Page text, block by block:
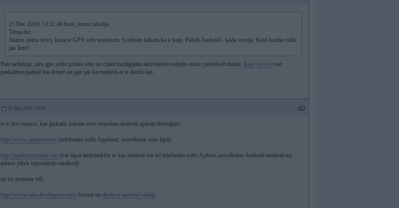
23 Dec 2010, 13:32:46 bum_bumz rakstīja:
Tēma der.
Skatos jaunu ierīci, kurai ir GPS velo treniņiem. Symbian laikam ka ir kapi. Paliek Android - kāda versija. Kurš kautko tādu
jau lieto?
Pats nelietoju, taču gps softu priekš velo un citām kustīgajām aktivitātēm redzējis esmu pietiekoši daudz. Kaut vai šeit var
paskatīties/palasīt kas ir/nav un gan jau ka marketā ar ir daudz kas.
23. Dec 2010, 13:55 #23
te ir divi resursi, kas jāskatās katram sevi cienošam android aparāta lietotājam:
http://www.applanet.net/ (telefonam softs Applanet, novelkams viņu lapā)
http://market.nerman.ws/ (var tāpat lasīt/mekl/et to kas interesē vai arī telefonam softs Apktor, novelkams Android marketā un
adrese jāliek repozitāriju sarakstā)
nu un protams vēl:
http://www.xda-developers.com/ forumi un 4pda.ru android sadaļa